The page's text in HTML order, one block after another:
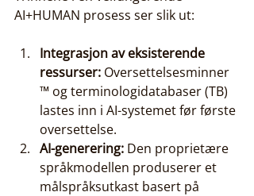
AI+HUMAN prosess ser slik ut:
Integrasjon av eksisterende
ressurser: Oversettelsesminner
™ og terminologidatabaser (TB)
lastes inn i AI-systemet før første
oversettelse.
AI-generering: Den proprietære
språkmodellen produserer et
målspråksutkast basert på